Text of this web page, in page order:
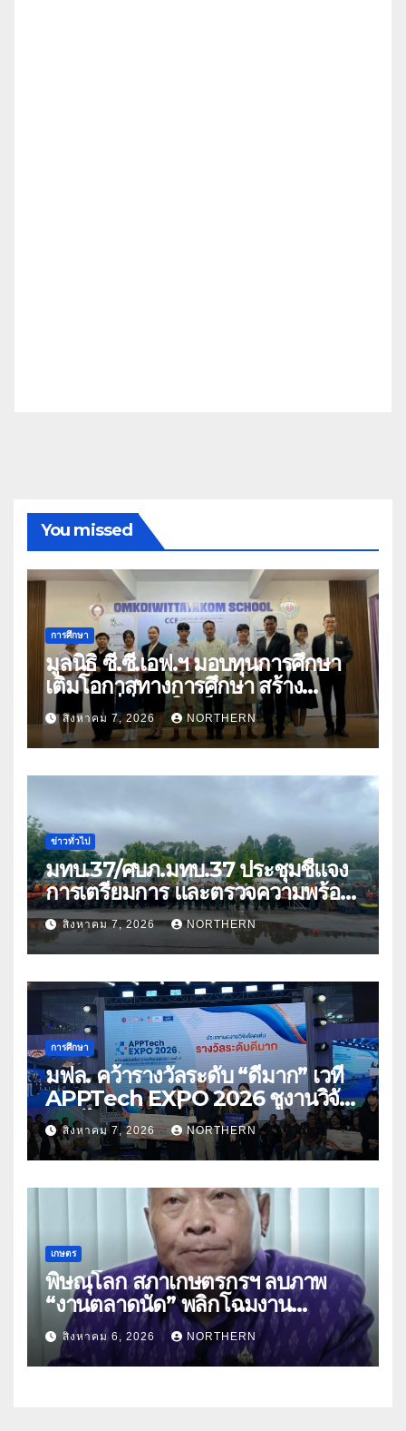
You missed
การศึกษา
มูลนิธิ ซี.ซี.เอฟ.ฯ มอบทุนการศึกษา
เติมโอกาสทางการศึกษา สร้าง
อนาคตที่มั่นคงให้เด็กและเยาวชน
ด้อยโอกาส
สิงหาคม 7, 2026 NORTHERN
ข่าวทั่วไป
มทบ.37/ศบภ.มทบ.37 ประชุมชี้แจง
การเตรียมการ และตรวจความพร้อม
ด้านการบรรเทาสาธารณภัย
สิงหาคม 7, 2026 NORTHERN
การศึกษา
มฟล. คว้ารางวัลระดับ “ดีมาก” เวที
APPTech EXPO 2026 ชูงานวิจัย
สมุนไพร ขับเคลื่อนนวัตกรรมสู่เชิง
พาณิชย์
สิงหาคม 7, 2026 NORTHERN
เกษตร
พิษณุโลก สภาเกษตรกรฯ ลบภาพ
“งานตลาดนัด” พลิกโฉมงาน
“เกษตรรุ่งเรืองเมืองสองแคว 69” มุ่ง
ประโยชน์เกษตรกร ดึงนวัตกรรม-จับ
คู่ธุรกิจดันสินค้าเกษตรสู่สากล (คลิป)
สิงหาคม 6, 2026 NORTHERN